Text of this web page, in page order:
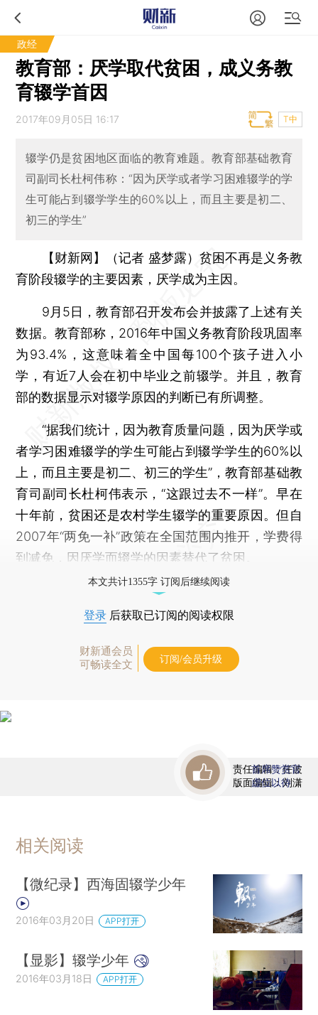
政经
教育部：厌学取代贫困，成义务教
育辍学首因
2017年09月05日 16:17 T中
辍学仍是贫困地区面临的教育难题。教育部基础教育
司副司长杜柯伟称：“因为厌学或者学习困难辍学的学
生可能占到辍学学生的60%以上，而且主要是初二、
初三的学生”
【财新网】（记者 盛梦露） 贫困不再是义务教
育阶段辍学的主要因素，厌学成为主因。
9月5日，教育部召开发布会并披露了上述有关
数据。教育部称，2016年中国义务教育阶段巩固率
为93.4%，这意味着全中国每100个孩子进入小
学，有近7人会在初中毕业之前辍学。并且，教育
部的数据显示对辍学原因的判断已有所调整。
“据我们统计，因为教育质量问题，因为厌学或
者学习困难辍学的学生可能占到辍学学生的60%以
上，而且主要是初二、初三的学生”，教育部基础教
育司副司长杜柯伟表示，“这跟过去不一样”。早在
十年前，贫困还是农村学生辍学的重要原因。但自
2007年“两免一补”政策在全国范围内推开，学费得
到减免，因厌学而辍学的因素替代了贫困。
本文共计1355字 订阅后继续阅读
登录 后获取已订阅的阅读权限
财新通会员
可畅读全文
订阅/会员升级
责任编辑：任波
版面编辑：刘潇
首席赞赏官
虚位以待
相关阅读
【微纪录】西海固辍学少年
2016年03月20日 APP打开
【显影】辍学少年
2016年03月18日 APP打开